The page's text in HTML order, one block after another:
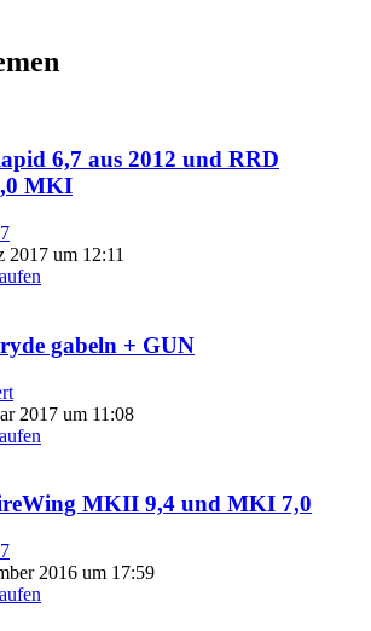
6,7 aus 2012 und RRD
MKI
2017 um 12:11
gabeln + GUN
2017 um 11:08
MKII 9,4 und MKI 7,0
2016 um 17:59